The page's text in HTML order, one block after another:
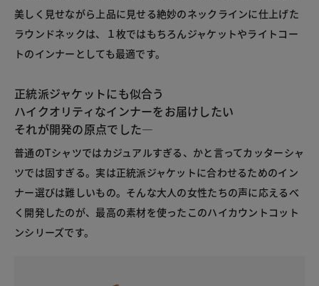
美しく見せながら上品に見せる絶妙のネックラインに仕上げた
ラウンドネックは、１枚ではもちろんジャケットやライトコー
トのインナーとしても最適です。
正統派ジャケットにも似合う
ハイクオリティなインナーをお届けしたい
それが開発の原点でした―
普通のTシャツではカジュアルすぎる、かと言ってカッターシャ
ツでは固すぎる。実は正統派ジャケットに合わせるためのイン
ナー選びは難しいもの。そんな大人の女性たちの声に応えるべ
く開発したのが、最高の素材を使ったこのハイカウントコット
ンシリーズです。